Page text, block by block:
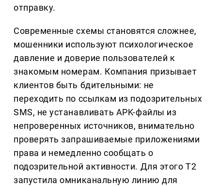
отправку.
Современные схемы становятся сложнее,
мошенники используют психологическое
давление и доверие пользователей к
знакомым номерам. Компания призывает
клиентов быть бдительными: не
переходить по ссылкам из подозрительных
SMS, не устанавливать APK-файлы из
непроверенных источников, внимательно
проверять запрашиваемые приложениями
права и немедленно сообщать о
подозрительной активности. Для этого T2
запустила омниканальную линию для